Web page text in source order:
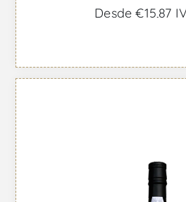
Desde €15,87